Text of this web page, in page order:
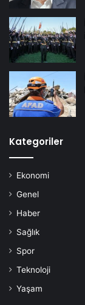
Kategoriler
Ekonomi
Genel
Haber
Sağlık
Spor
Teknoloji
Yaşam